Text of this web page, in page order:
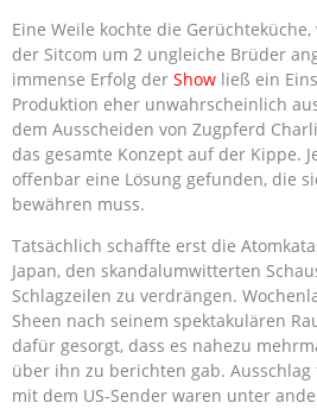
Eine Weile kochte die
der Sitcom um 2 ungleiche Brüder
immense Erfolg der Show ließ ein
Produktion eher unwahrscheinlich
dem Ausscheiden von Zugpferd
das gesamte Konzept auf der Kippe.
offenbar eine Lösung gefunden, die
bewähren muss.
Tatsächlich schaffte erst die
Japan, den skandalumwitterten
Schlagzeilen zu verdrängen.
Sheen nach seinem spektakulären
dafür gesorgt, dass es nahezu
über ihn zu berichten gab. Ausschlag
mit dem US-Sender waren unter